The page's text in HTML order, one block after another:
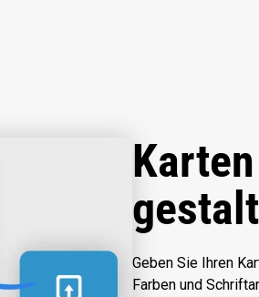
Geben Sie Ihren
Farben und